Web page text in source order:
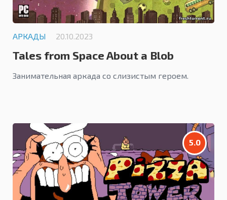
АРКАДЫ 20.10.2023
Tales from Space About a Blob
Занимательная аркада со слизистым героем.
5.0